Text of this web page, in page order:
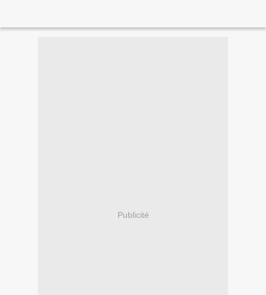
Publicité